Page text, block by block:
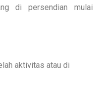
di persendian mulai
aktivitas atau di